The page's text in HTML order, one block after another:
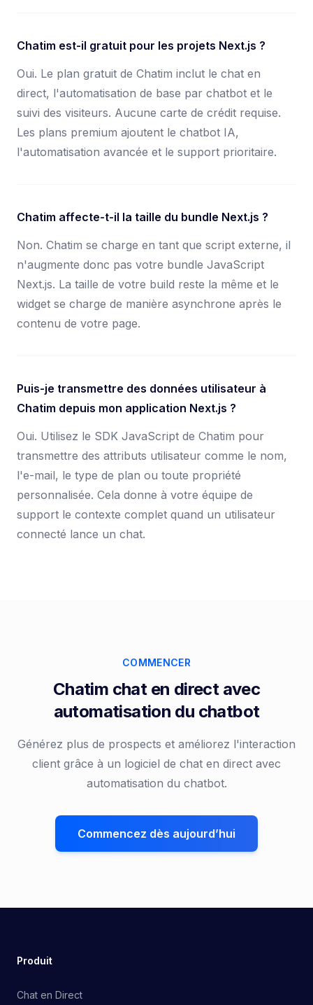
Chatim est-il gratuit pour les projets Next.js ?
Oui. Le plan gratuit de Chatim inclut le chat en
direct, l'automatisation de base par chatbot et le
suivi des visiteurs. Aucune carte de crédit requise.
Les plans premium ajoutent le chatbot IA,
l'automatisation avancée et le support prioritaire.
Chatim affecte-t-il la taille du bundle Next.js ?
Non. Chatim se charge en tant que script externe, il
n'augmente donc pas votre bundle JavaScript
Next.js. La taille de votre build reste la même et le
widget se charge de manière asynchrone après le
contenu de votre page.
Puis-je transmettre des données utilisateur à
Chatim depuis mon application Next.js ?
Oui. Utilisez le SDK JavaScript de Chatim pour
transmettre des attributs utilisateur comme le nom,
l'e-mail, le type de plan ou toute propriété
personnalisée. Cela donne à votre équipe de
support le contexte complet quand un utilisateur
connecté lance un chat.
COMMENCER
Chatim chat en direct avec
automatisation du chatbot
Générez plus de prospects et améliorez l'interaction
client grâce à un logiciel de chat en direct avec
automatisation du chatbot.
Commencez dès aujourd’hui
Produit
Chat en Direct